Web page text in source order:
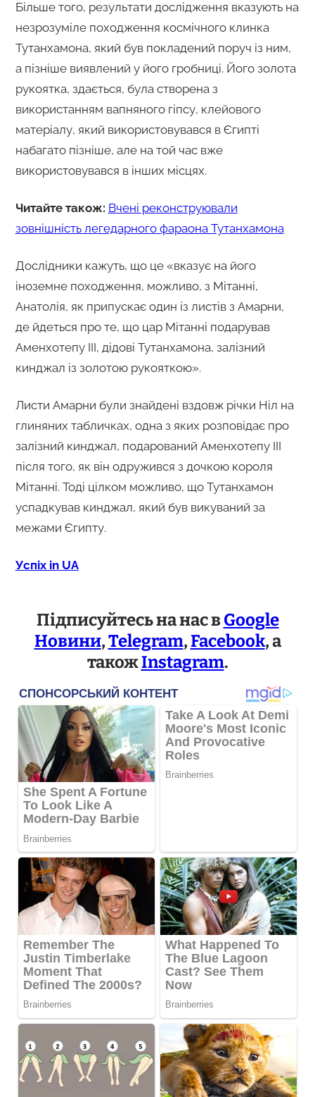
Більше того, результати дослідження вказують на
незрозуміле походження космічного клинка
Тутанхамона, який був покладений поруч із ним,
а пізніше виявлений у його гробниці. Його золота
рукоятка, здається, була створена з
використанням вапняного гіпсу, клейового
матеріалу, який використовувався в Єгипті
набагато пізніше, але на той час вже
використовувався в інших місцях.
Читайте також: Вчені реконструювали
зовнішність легедарного фараона Тутанхамона
Дослідники кажуть, що це «вказує на його
іноземне походження, можливо, з Мітанні,
Анатолія, як припускає один із листів з Амарни,
де йдеться про те, що цар Мітанні подарував
Аменхотепу III, дідові Тутанхамона, залізний
кинджал із золотою рукояткою».
Листи Амарни були знайдені вздовж річки Ніл на
глиняних табличках, одна з яких розповідає про
залізний кинджал, подарований Аменхотепу III
після того, як він одружився з дочкою короля
Мітанні. Тоді цілком можливо, що Тутанхамон
успадкував кинджал, який був викуваний за
межами Єгипту.
Успіх in UA
Підписуйтесь на нас вGoogle
Новини,Telegram,Facebook, а
такожInstagram.